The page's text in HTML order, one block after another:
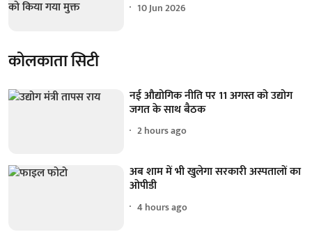
10 Jun 2026
कोलकाता सिटी
नई औद्योगिक नीति पर 11 अगस्त को उद्योग
जगत के साथ बैठक
2 hours ago
अब शाम में भी खुलेगा सरकारी अस्पतालों का
ओपीडी
4 hours ago